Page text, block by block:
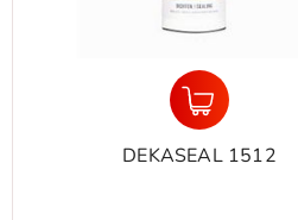
Viseća torba DERBY-L